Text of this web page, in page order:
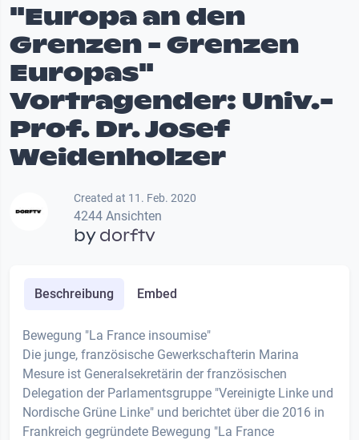
"Europa an den
Grenzen - Grenzen
Europas"
Vortragender: Univ.-
Prof. Dr. Josef
Weidenholzer
Created at 11. Feb. 2020
4244 Ansichten
bydorftv
Beschreibung Embed
Bewegung "La France insoumise"
Die junge, französische Gewerkschafterin Marina
Mesure ist Generalsekretärin der französischen
Delegation der Parlamentsgruppe "Vereinigte Linke und
Nordische Grüne Linke" und berichtet über die 2016 in
Frankreich gegründete Bewegung "La France